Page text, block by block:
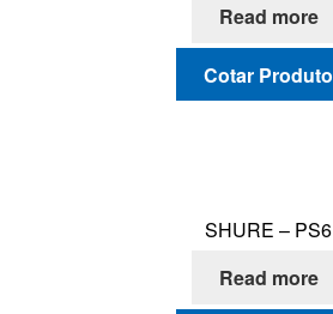
Read more
Cotar Produto
SHURE – PS6
Read more